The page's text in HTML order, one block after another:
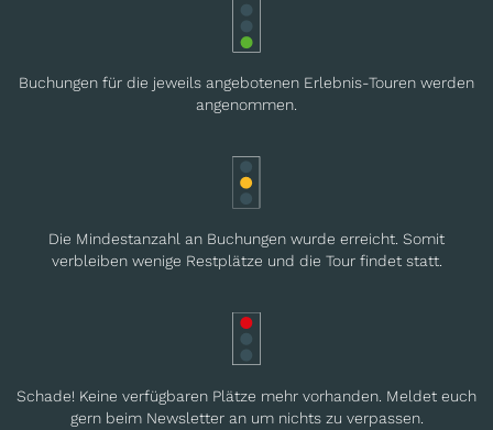
Buchungen für die jeweils angebotenen Erlebnis-Touren werden
angenommen.
Die Mindestanzahl an Buchungen wurde erreicht. Somit
verbleiben wenige Restplätze und die Tour findet statt.
Schade! Keine verfügbaren Plätze mehr vorhanden. Meldet euch
gern beim Newsletter an um nichts zu verpassen.